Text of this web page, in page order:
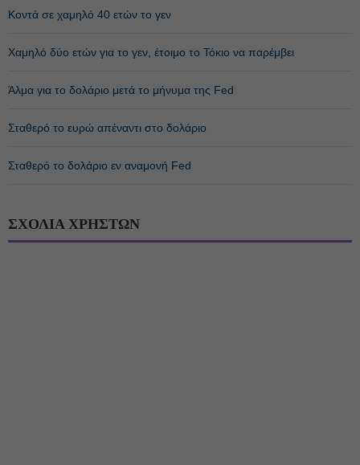
Κοντά σε χαμηλό 40 ετών το γεν
Χαμηλό δύο ετών για το γεν, έτοιμο το Τόκιο να παρέμβει
Άλμα για το δολάριο μετά το μήνυμα της Fed
Σταθερό το ευρώ απέναντι στο δολάριο
Σταθερό το δολάριο εν αναμονή Fed
ΣΧΟΛΙΑ ΧΡΗΣΤΩΝ